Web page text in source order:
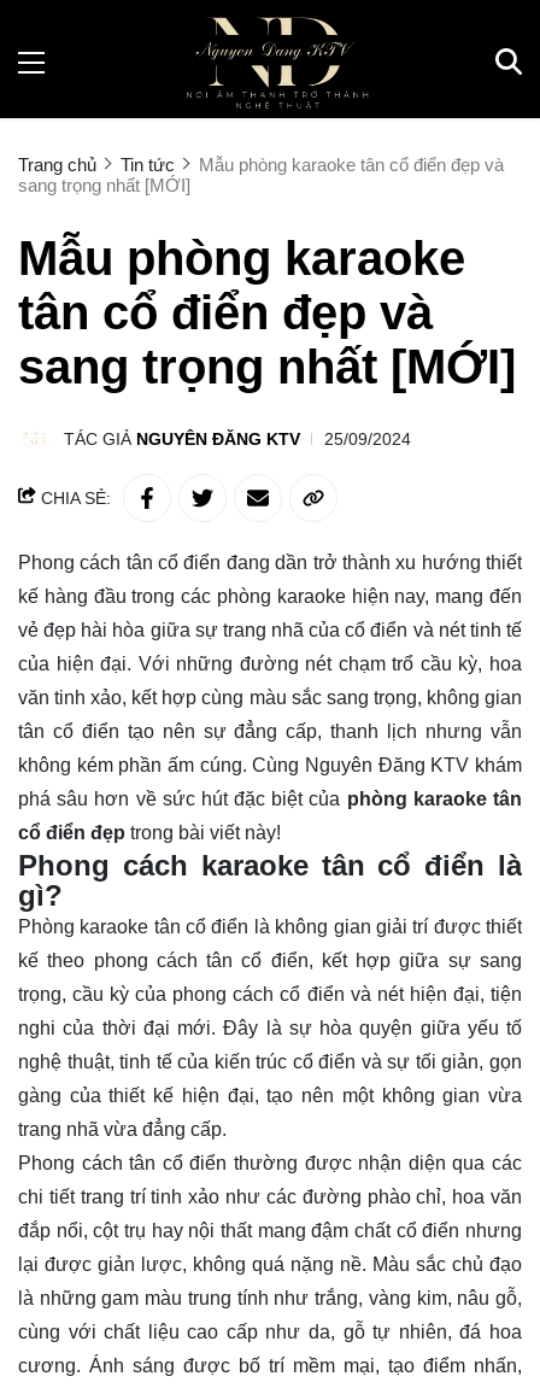
Trang chủ Tin tức
Mẫu phòng karaoke tân cổ điển đẹp và
sang trọng nhất [MỚI]
Mẫu phòng karaoke
tân cổ điển đẹp và
sang trọng nhất [MỚI]
TÁC GIẢ NGUYÊN ĐĂNG KTV 25/09/2024
CHIA SẺ:
Phong cách tân cổ điển đang dần trở thành xu hướng thiết
kế hàng đầu trong các phòng karaoke hiện nay, mang đến
vẻ đẹp hài hòa giữa sự trang nhã của cổ điển và nét tinh tế
của hiện đại. Với những đường nét chạm trổ cầu kỳ, hoa
văn tinh xảo, kết hợp cùng màu sắc sang trọng, không gian
tân cổ điển tạo nên sự đẳng cấp, thanh lịch nhưng vẫn
không kém phần ấm cúng. Cùng Nguyên Đăng KTV khám
phá sâu hơn về sức hút đặc biệt của phòng karaoke tân
cổ điển đẹp trong bài viết này!
Phong cách karaoke tân cổ điển là
gì?
Phòng karaoke tân cổ điển là không gian giải trí được thiết
kế theo phong cách tân cổ điển, kết hợp giữa sự sang
trọng, cầu kỳ của phong cách cổ điển và nét hiện đại, tiện
nghi của thời đại mới. Đây là sự hòa quyện giữa yếu tố
nghệ thuật, tinh tế của kiến trúc cổ điển và sự tối giản, gọn
gàng của thiết kế hiện đại, tạo nên một không gian vừa
trang nhã vừa đẳng cấp.
Phong cách tân cổ điển thường được nhận diện qua các
chi tiết trang trí tinh xảo như các đường phào chỉ, hoa văn
đắp nổi, cột trụ hay nội thất mang đậm chất cổ điển nhưng
lại được giản lược, không quá nặng nề. Màu sắc chủ đạo
là những gam màu trung tính như trắng, vàng kim, nâu gỗ,
cùng với chất liệu cao cấp như da, gỗ tự nhiên, đá hoa
cương. Ánh sáng được bố trí mềm mại, tạo điểm nhấn,